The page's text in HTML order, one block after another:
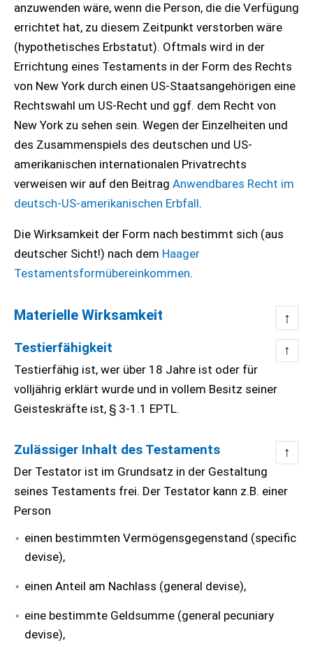
anzuwenden wäre, wenn die Person, die die Verfügung
errichtet hat, zu diesem Zeitpunkt verstorben wäre
(hypothetisches Erbstatut). Oftmals wird in der
Errichtung eines Testaments in der Form des Rechts
von New York durch einen US-Staatsangehörigen eine
Rechtswahl um US-Recht und ggf. dem Recht von
New York zu sehen sein. Wegen der Einzelheiten und
des Zusammenspiels des deutschen und US-
amerikanischen internationalen Privatrechts
verweisen wir auf den Beitrag Anwendbares Recht im
deutsch-US-amerikanischen Erbfall.
Die Wirksamkeit der Form nach bestimmt sich (aus
deutscher Sicht!) nach dem Haager
Testamentsformübereinkommen.
Materielle Wirksamkeit ↑
Testierfähigkeit ↑
Testierfähig ist, wer über 18 Jahre ist oder für
volljährig erklärt wurde und in vollem Besitz seiner
Geisteskräfte ist, § 3-1.1 EPTL.
Zulässiger Inhalt des Testaments ↑
Der Testator ist im Grundsatz in der Gestaltung
seines Testaments frei. Der Testator kann z.B. einer
Person
einen bestimmten Vermögensgegenstand (specific
devise),
einen Anteil am Nachlass (general devise),
eine bestimmte Geldsumme (general pecuniary
devise),